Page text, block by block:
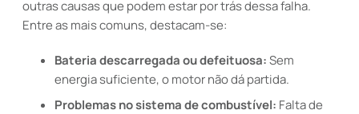
outras causas que podem estar por trás dessa falha.
Entre as mais comuns, destacam-se:
Bateria descarregada ou defeituosa:Sem
energia suficiente, o motor não dá partida.
Problemas no sistema de combustível: Falta de